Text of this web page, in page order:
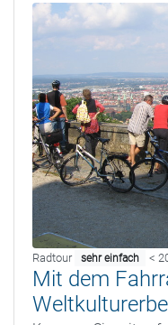
Radtour sehr einfach <
Mit dem
Weltkulturerbe